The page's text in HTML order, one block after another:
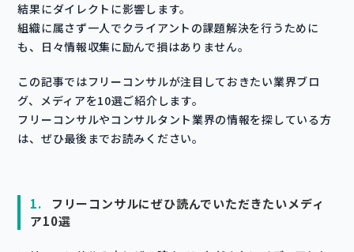
結果にダイレクトに影響します。
組織に属さず一人でクライアントの課題解決を行うために
も、日々情報収集に励んで損はありません。
この記事ではフリーコンサルが注目しておきたい業界ブロ
グ、メディアを10選ご紹介します。
フリーコンサルやコンサルタント業界の情報を探している方
は、ぜひ最後までお読みください。
1.
フリーコンサルにぜひ読んでいただきたいメディ
ア10選